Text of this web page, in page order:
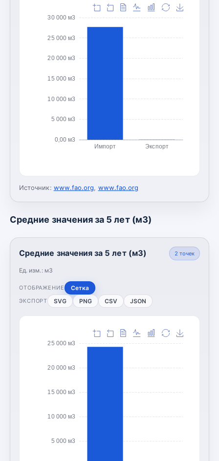
0,00 м3
5 000 м3
10 000 м3
15 000 м3
20 000 м3
25 000 м3
30 000 м3
Импорт Экспорт
Источник: www.fao.org, www.fao.org
Средние значения за 5 лет (м3)
Средние значения за 5 лет (м3)
Ед. изм.: м3
2 точек
ОТОБРАЖЕНИЕ Сетка
ЭКСПОРТ SVG PNG CSV JSON
5 000 м3
10 000 м3
15 000 м3
20 000 м3
25 000 м3